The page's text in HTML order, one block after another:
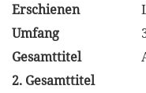
Erschienen
Umfang
Gesamttitel
2. Gesamttitel